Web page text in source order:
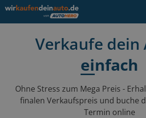
Verkaufe dein
einfach
Ohne Stress zum Mega Preis -
finalen Verkaufspreis und buche
Termin online